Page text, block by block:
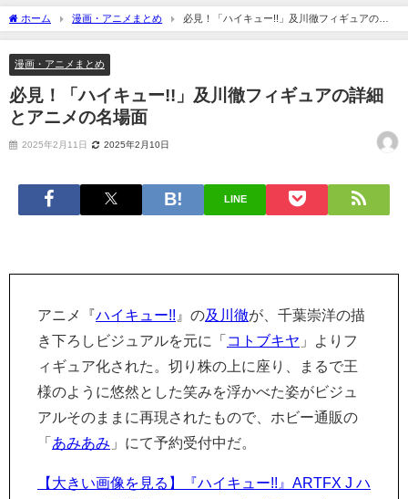
ホーム 漫画・アニメまとめ
必見！「ハイキュー!!」及川徹フィギュアの詳
細とアニメの名場面
漫画・アニメまとめ
必見！「ハイキュー!!」及川徹フィギュアの詳細
とアニメの名場面
2025年2月11日 2025年2月10日
LINE
アニメ『ハイキュー!! 』の及川徹が、千葉崇洋の描
き下ろしビジュアルを元に「 コトブキヤ 」よりフ
ィギュア化された。切り株の上に座り、まるで王
様のように悠然とした笑みを浮かべた姿がビジュ
アルそのままに再現されたもので、ホビー通販の
「 あみあみ 」にて予約受付中だ。
【大きい画像を見る】『ハイキュー!!』ARTFX J ハ